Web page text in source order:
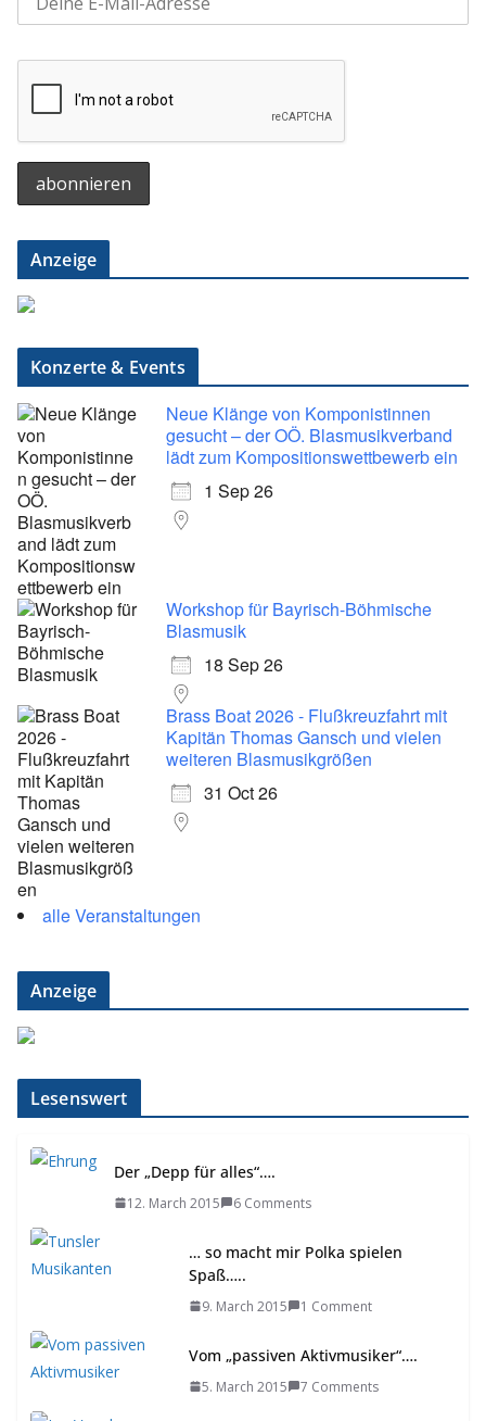
Anzeige
Konzerte & Events
Neue Klänge von Komponistinnen
gesucht – der OÖ. Blasmusikverband
lädt zum Kompositionswettbewerb ein
1 Sep 26
Workshop für Bayrisch-Böhmische
Blasmusik
18 Sep 26
Brass Boat 2026 - Flußkreuzfahrt mit
Kapitän Thomas Gansch und vielen
weiteren Blasmusikgrößen
31 Oct 26
alle Veranstaltungen
Anzeige
Lesenswert
Der „Depp für alles“….
12. March 2015 6 Comments
… so macht mir Polka spielen
Spaß…..
9. March 2015 1 Comment
Vom „passiven Aktivmusiker“….
5. March 2015 7 Comments